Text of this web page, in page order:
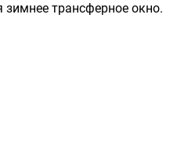
трансферное окно.